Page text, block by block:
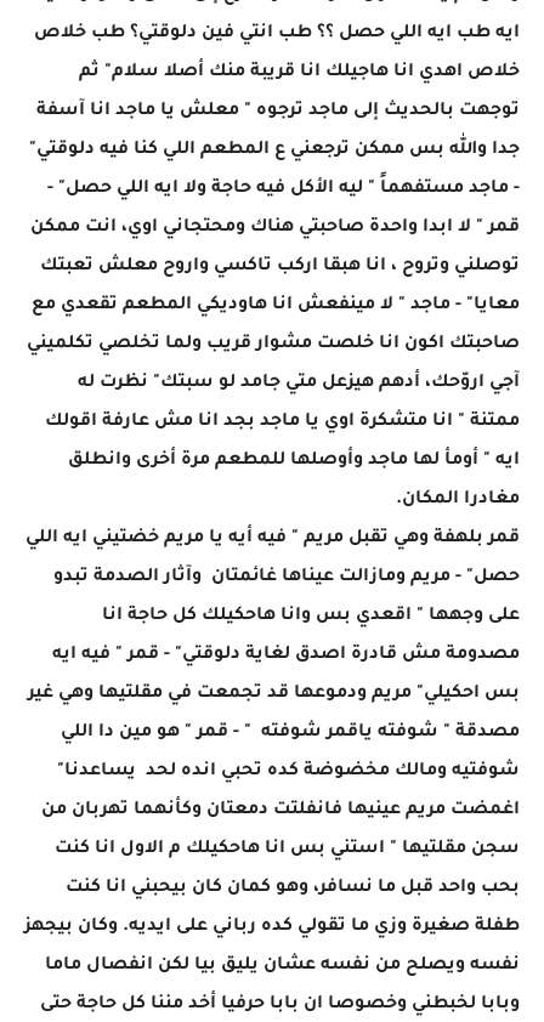
ايه طب ايه اللي حصل ؟؟ طب انتي فين دلوقتي؟ طب خلاص
خلاص اهدي انا هاجيلك انا قريبة منك أصلا سلام" ثم
توجهت بالحديث إلى ماجد ترجوه " معلش يا ماجد انا آسفة
جدا والله بس ممكن ترجعني ع المطعم اللي كنا فيه دلوقتي"
- ماجد مستفهماً " ليه الأكل فيه حاجة ولا ايه اللي حصل" -
قمر " لا ابدا واحدة صاحبتي هناك ومحتجاني اوي، انت ممكن
توصلني وتروح ، انا هبقا اركب تاكسي واروح معلش تعبتك
معايا" - ماجد " لا مينفعش انا هاوديكي المطعم تقعدي مع
صاحبتك اكون انا خلصت مشوار قريب ولما تخلصي تكلميني
آجي اروّحك، أدهم هيزعل متي جامد لو سبتك" نظرت له
ممتنة " انا متشكرة اوي يا ماجد بجد انا مش عارفة اقولك
ايه " أومأ لها ماجد وأوصلها للمطعم مرة أخرى وانطلق
مغادرا المكان.
قمر بلهفة وهي تقبل مريم " فيه أيه يا مريم خضتيني ايه اللي
حصل" - مريم ومازالت عيناها غائمتان وآثار الصدمة تبدو
على وجهها " اقعدي بس وانا هاحكيلك كل حاجة انا
مصدومة مش قادرة اصدق لغاية دلوقتي" - قمر " فيه ايه
بس احكيلي" مريم ودموعها قد تجمعت في مقلتيها وهي غير
مصدقة " شوفته ياقمر شوفته " - قمر " هو مين دا اللي
شوفتيه ومالك مخضوضة كده تحبي انده لحد يساعدنا"
اغمضت مريم عينيها فانفلتت دمعتان وكأنهما تهربان من
سجن مقلتيها " استني بس انا هاحكيلك م الاول انا كنت
بحب واحد قبل ما نسافر، وهو كمان كان بيحبني انا كنت
طفلة صغيرة وزي ما تقولي كده رباني على ايديه. وكان بيجهز
نفسه ويصلح من نفسه عشان يليق بيا لكن انفصال ماما
وبابا لخبطني وخصوصا ان بابا حرفيا أخد مننا كل حاجة حتى